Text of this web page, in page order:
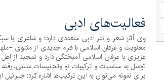
فعالیت‌های ادبی
وی آثار شعر و نثر ادبی متعددی دارد؛ و شاعری
معنویت و عرفان اسلامی با فرم جدیدی از مثنوی -
عزیزی با عرفان اسلامی آمیختگی دارد و تمجید از
توسل به مناسبات و ترکیبات نو وتجنیسات سنتی،
برای نمونه می‌توان به این ترکیب‌ها اشاره کرد: